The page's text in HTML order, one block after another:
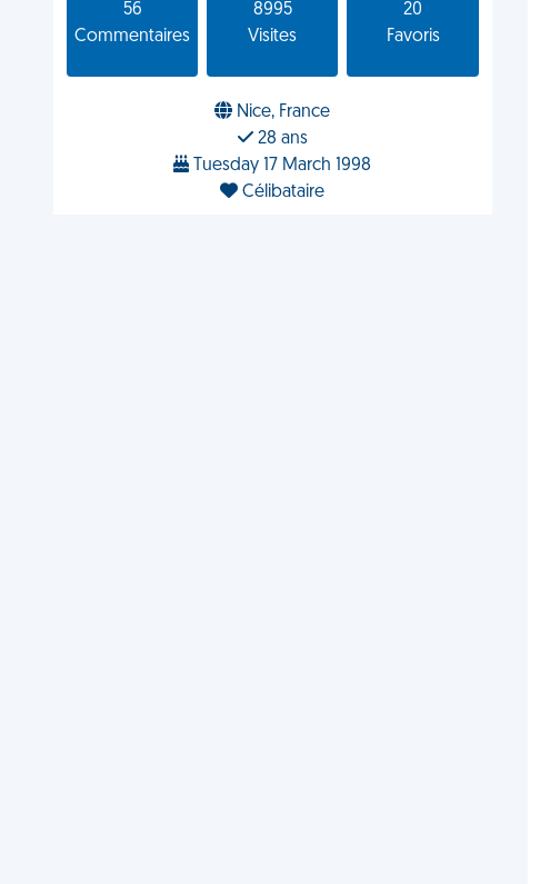
56
Commentaires
8995
Visites
20
Favoris
Nice, France
28 ans
Tuesday 17 March 1998
Célibataire